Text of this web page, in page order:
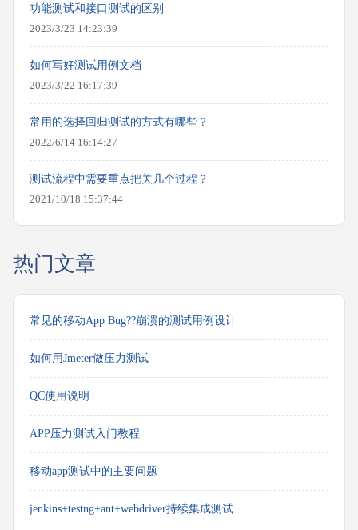
功能测试和接口测试的区别
2023/3/23 14:23:39
如何写好测试用例文档
2023/3/22 16:17:39
常用的选择回归测试的方式有哪些？
2022/6/14 16:14:27
测试流程中需要重点把关几个过程？
2021/10/18 15:37:44
热门文章
常见的移动App Bug??崩溃的测试用例设计
如何用Jmeter做压力测试
QC使用说明
APP压力测试入门教程
移动app测试中的主要问题
jenkins+testng+ant+webdriver持续集成测试